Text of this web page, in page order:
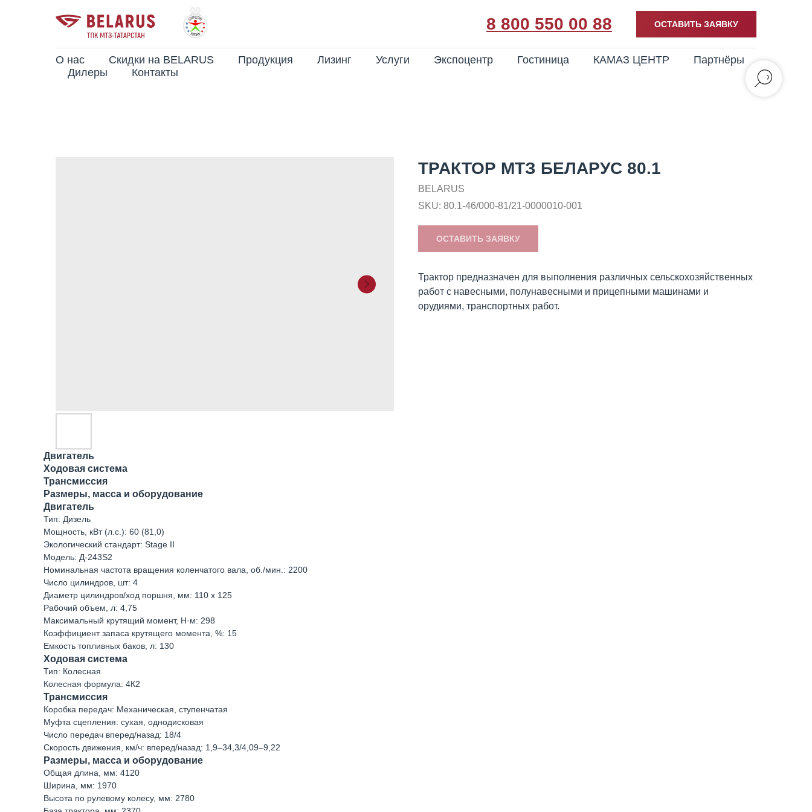
8 800 550 00 88 ОСТАВИТЬ ЗАЯВКУ
О нас Скидки на BELARUS Продукция Лизинг Услуги Экспоцентр Гостиница КАМАЗ ЦЕНТР
Партнёры
Дилеры
Контакты
ТРАКТОР МТЗ БЕЛАРУС 80.1
BELARUS
SKU: 80.1-46/000-81/21-0000010-001
ОСТАВИТЬ ЗАЯВКУ
Трактор предназначен для выполнения различных сельскохозяйственных
работ с навесными, полунавесными и прицепными машинами и
орудиями, транспортных работ.
Двигатель
Ходовая система
Трансмиссия
Размеры, масса и оборудование
Двигатель
Тип: Дизель
Мощность, кВт (л.с.): 60 (81,0)
Экологический стандарт: Stage II
Модель: Д-243S2
Номинальная частота вращения коленчатого вала, об./мин.: 2200
Число цилиндров, шт: 4
Диаметр цилиндров/ход поршня, мм: 110 х 125
Рабочий объем, л: 4,75
Максимальный крутящий момент, Н·м: 298
Коэффициент запаса крутящего момента, %: 15
Емкость топливных баков, л: 130
Ходовая система
Тип: Колесная
Колесная формула: 4К2
Трансмиссия
Коробка передач: Механическая, ступенчатая
Муфта сцепления: сухая, однодисковая
Число передач вперед/назад: 18/4
Скорость движения, км/ч: вперед/назад: 1,9–34,3/4,09–9,22
Размеры, масса и оборудование
Общая длина, мм: 4120
Ширина, мм: 1970
Высота по рулевому колесу, мм: 2780